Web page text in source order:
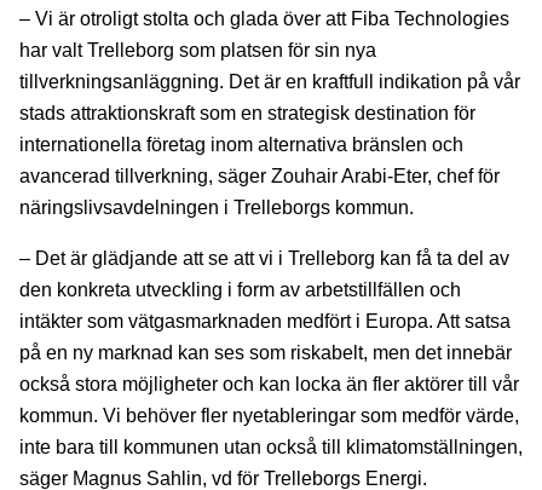
– Vi är otroligt stolta och glada över att Fiba Technologies
har valt Trelleborg som platsen för sin nya
tillverkningsanläggning. Det är en kraftfull indikation på vår
stads attraktionskraft som en strategisk destination för
internationella företag inom alternativa bränslen och
avancerad tillverkning, säger Zouhair Arabi-Eter, chef för
näringslivsavdelningen i Trelleborgs kommun.
– Det är glädjande att se att vi i Trelleborg kan få ta del av
den konkreta utveckling i form av arbetstillfällen och
intäkter som vätgasmarknaden medfört i Europa. Att satsa
på en ny marknad kan ses som riskabelt, men det innebär
också stora möjligheter och kan locka än fler aktörer till vår
kommun. Vi behöver fler nyetableringar som medför värde,
inte bara till kommunen utan också till klimatomställningen,
säger Magnus Sahlin, vd för Trelleborgs Energi.